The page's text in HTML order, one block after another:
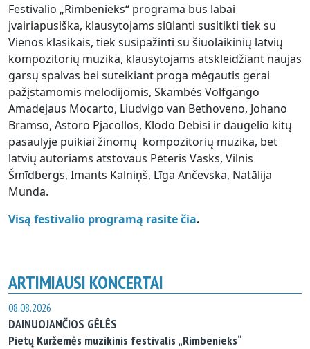
Festivalio „Rimbenieks“ programa bus labai
įvairiapusiška, klausytojams siūlanti susitikti tiek su
Vienos klasikais, tiek susipažinti su šiuolaikinių latvių
kompozitorių muzika, klausytojams atskleidžiant naujas
garsų spalvas bei suteikiant proga mėgautis gerai
pažįstamomis melodijomis, Skambės Volfgango
Amadejaus Mocarto, Liudvigo van Bethoveno, Johano
Bramso, Astoro Pjacollos, Klodo Debisi ir daugelio kitų
pasaulyje puikiai žinomų kompozitorių muzika, bet
latvių autoriams atstovaus Pēteris Vasks, Vilnis
Šmīdbergs, Imants Kalniņš, Līga Ančevska, Natālija
Munda.
Visą festivalio programą rasite čia.
ARTIMIAUSI KONCERTAI
08.08.2026
DAINUOJANČIOS GĖLĖS
Pietų Kuržemės muzikinis festivalis „Rimbenieks“